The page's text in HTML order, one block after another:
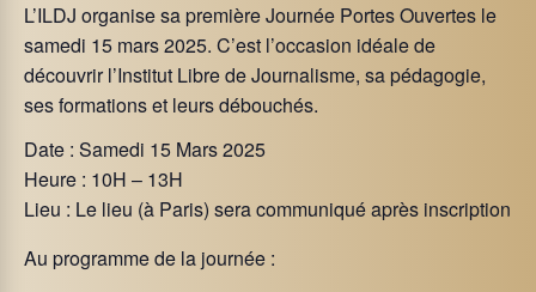
L’ILDJ organise sa première Journée Portes Ouvertes le
samedi 15 mars 2025. C’est l’occasion idéale de
découvrir l’Institut Libre de Journalisme, sa pédagogie,
ses formations et leurs débouchés.
Date : Samedi 15 Mars 2025
Heure : 10H – 13H
Lieu : Le lieu (à Paris) sera communiqué après inscription
Au programme de la journée :